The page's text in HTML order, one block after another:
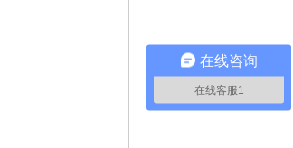
在线咨询
在线客服1